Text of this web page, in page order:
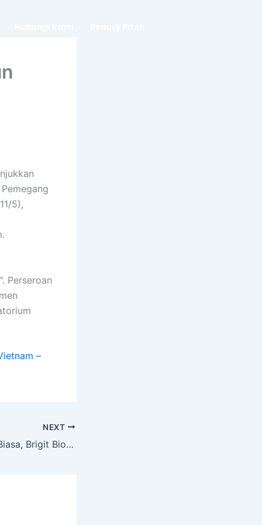
5),
Perseroan
–
NEXT
Gelar RUPS Luar Biasa, Brigit Biofarmaka Teknologi Bahas Penyesuaian Klasifikasi Usaha